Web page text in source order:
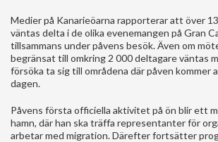
Medier på Kanarieöarna rapporterar att över
väntas delta i de olika evenemangen på Gran
tillsammans under påvens besök. Även om
begränsat till omkring 2 000 deltagare väntas
försöka ta sig till områdena där påven kommer
dagen.
Påvens första officiella aktivitet på ön blir ett
hamn, där han ska träffa representanter för
arbetar med migration. Därefter fortsätter